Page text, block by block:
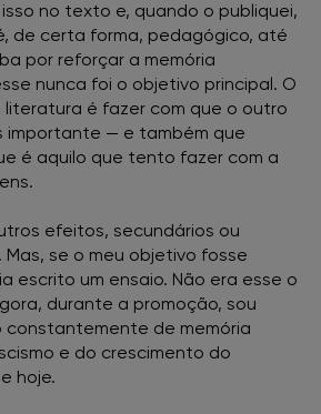
no texto e, quando o publiquei,
de certa forma, pedagógico, até
por reforçar a memória
nunca foi o objetivo principal. O
literatura é fazer com que o outro
importante — e também que
é aquilo que tento fazer com a
efeitos, secundários ou
se o meu objetivo fosse
escrito um ensaio. Não era esse o
durante a promoção, sou
constantemente de memória
e do crescimento do
hoje.